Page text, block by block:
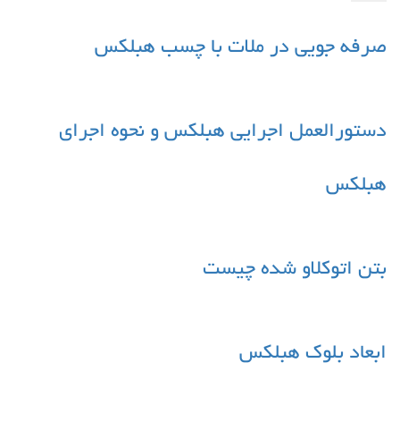
صرفه جویی در ملات با چسب هبلکس
دستورالعمل اجرایی هبلکس و نحوه اجرای
هبلکس
بتن اتوکلاو شده چیست
ابعاد بلوک هبلکس